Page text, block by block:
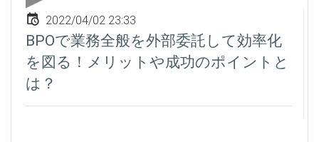
2022/04/02 23:33
BPOで業務全般を外部委託して効率化
を図る！メリットや成功のポイントと
は？